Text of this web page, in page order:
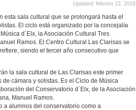
Updated: febrero 12, 2018
esta sala cultural que se prolongará hasta el
El ciclo está organizado por la concejalía
d´Elx, la Asociación Cultural Tres
Ramos. El Centro Cultural Las Clarisas se
siendo el tercer año consecutivo que
la sala cultural de Las Clarisas este primer
cámara y solistas. Es el Ciclo de Música
del Conservatorio d´Elx, de la Asociación
Manuel Ramos.
a alumnos del conservatorio como a